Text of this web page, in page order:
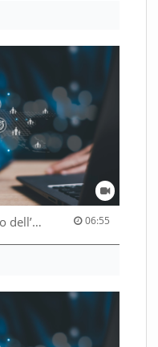
Il sistema salariale ottimizzato dell’Amministrazione federale 06:55